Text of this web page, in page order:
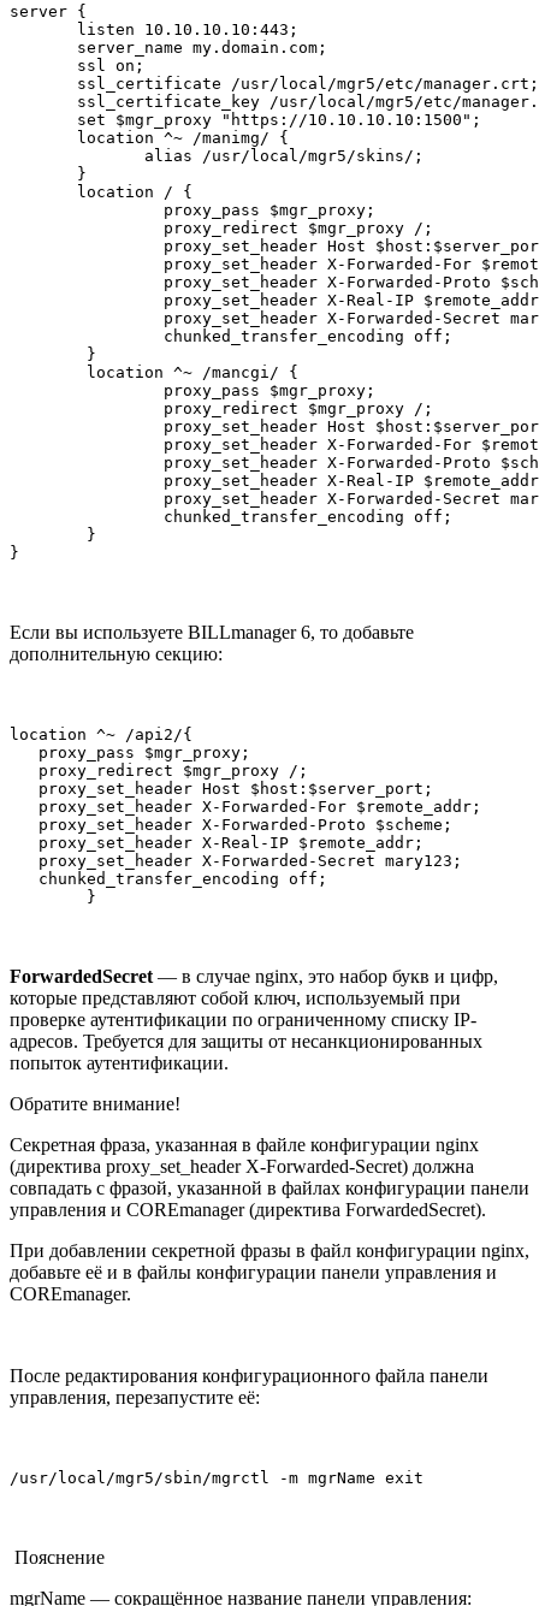
server {
       listen 10.10.10.10:443;
       server_name my.domain.com;
       ssl on;
       ssl_certificate /usr/local/mgr5/etc/manager.crt;
ssl_certificate_key /usr/local/mgr5/etc/
       set $mgr_proxy "https://10.10.10.10:1500";
       location ^~ /manimg/ {
              alias /usr/local/mgr5/skins/;
       }
       location / {
                proxy_pass $mgr_proxy;
                proxy_redirect $mgr_proxy /;
proxy_set_header Host
proxy_set_header X-Forwarded-For
proxy_set_header X-Forwarded-Proto
proxy_set_header X-Real-IP
proxy_set_header X-Forwarded-Secret
                chunked_transfer_encoding off;
        }
        location ^~ /mancgi/ {
                proxy_pass $mgr_proxy;
                proxy_redirect $mgr_proxy /;
proxy_set_header Host
proxy_set_header X-Forwarded-For
proxy_set_header X-Forwarded-Proto
proxy_set_header X-Real-IP
proxy_set_header X-Forwarded-Secret
                chunked_transfer_encoding off;
        }
}
Если вы используете BILLmanager 6, то добавьте
дополнительную секцию:
location ^~ /api2/{
   proxy_pass $mgr_proxy;
   proxy_redirect $mgr_proxy /;
   proxy_set_header Host $host:$server_port;
   proxy_set_header X-Forwarded-For $remote_addr;
   proxy_set_header X-Forwarded-Proto $scheme;
   proxy_set_header X-Real-IP $remote_addr;
   proxy_set_header X-Forwarded-Secret mary123;
   chunked_transfer_encoding off;
        }
ForwardedSecret — в случае nginx, это набор букв и цифр,
которые представляют собой ключ, используемый при
проверке аутентификации по ограниченному списку IP-
адресов. Требуется для защиты от несанкционированных
попыток аутентификации.
Обратите внимание!
Секретная фраза, указанная в файле конфигурации nginx
(директива proxy_set_header X-Forwarded-Secret) должна
совпадать с фразой, указанной в файлах конфигурации панели
управления и COREmanager (директива ForwardedSecret).
При добавлении секретной фразы в файл конфигурации nginx,
добавьте её и в файлы конфигурации панели управления и
COREmanager.
После редактирования конфигурационного файла панели
управления, перезапустите её:
/usr/local/mgr5/sbin/mgrctl -m mgrName exit
Пояснение
mgrName — сокращённое название панели управления: